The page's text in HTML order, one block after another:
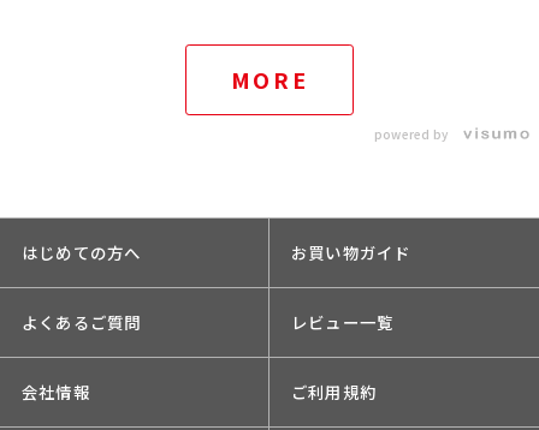
MORE
powered by
はじめての方へ お買い物ガイド
よくあるご質問 レビュー一覧
会社情報 ご利用規約